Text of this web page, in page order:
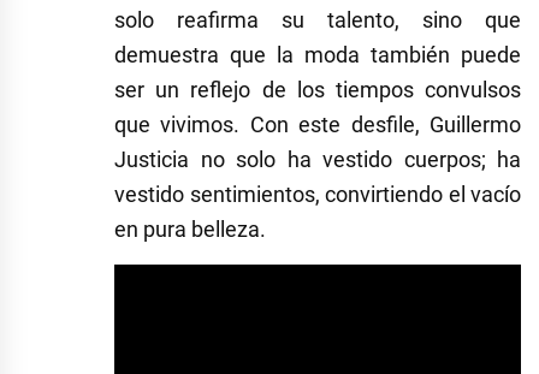
solo reafirma su talento, sino que
demuestra que la moda también puede
ser un reflejo de los tiempos convulsos
que vivimos. Con este desfile, Guillermo
Justicia no solo ha vestido cuerpos; ha
vestido sentimientos, convirtiendo el vacío
en pura belleza.